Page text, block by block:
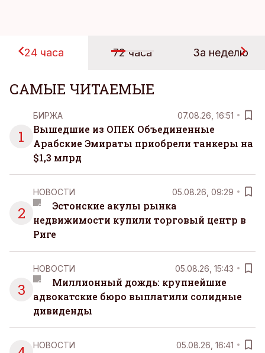
24 часа 72 часа За неделю
САМЫЕ ЧИТАЕМЫЕ
1
БИРЖА 07.08.26, 16:51
Вышедшие из ОПЕК Объединенные
Арабские Эмираты приобрели танкеры на
$1,3 млрд
2
НОВОСТИ 05.08.26, 09:29
Эстонские акулы рынка
недвижимости купили торговый центр в
Риге
3
НОВОСТИ 05.08.26, 15:43
Миллионный дождь: крупнейшие
адвокатские бюро выплатили солидные
дивиденды
НОВОСТИ 05.08.26, 16:41